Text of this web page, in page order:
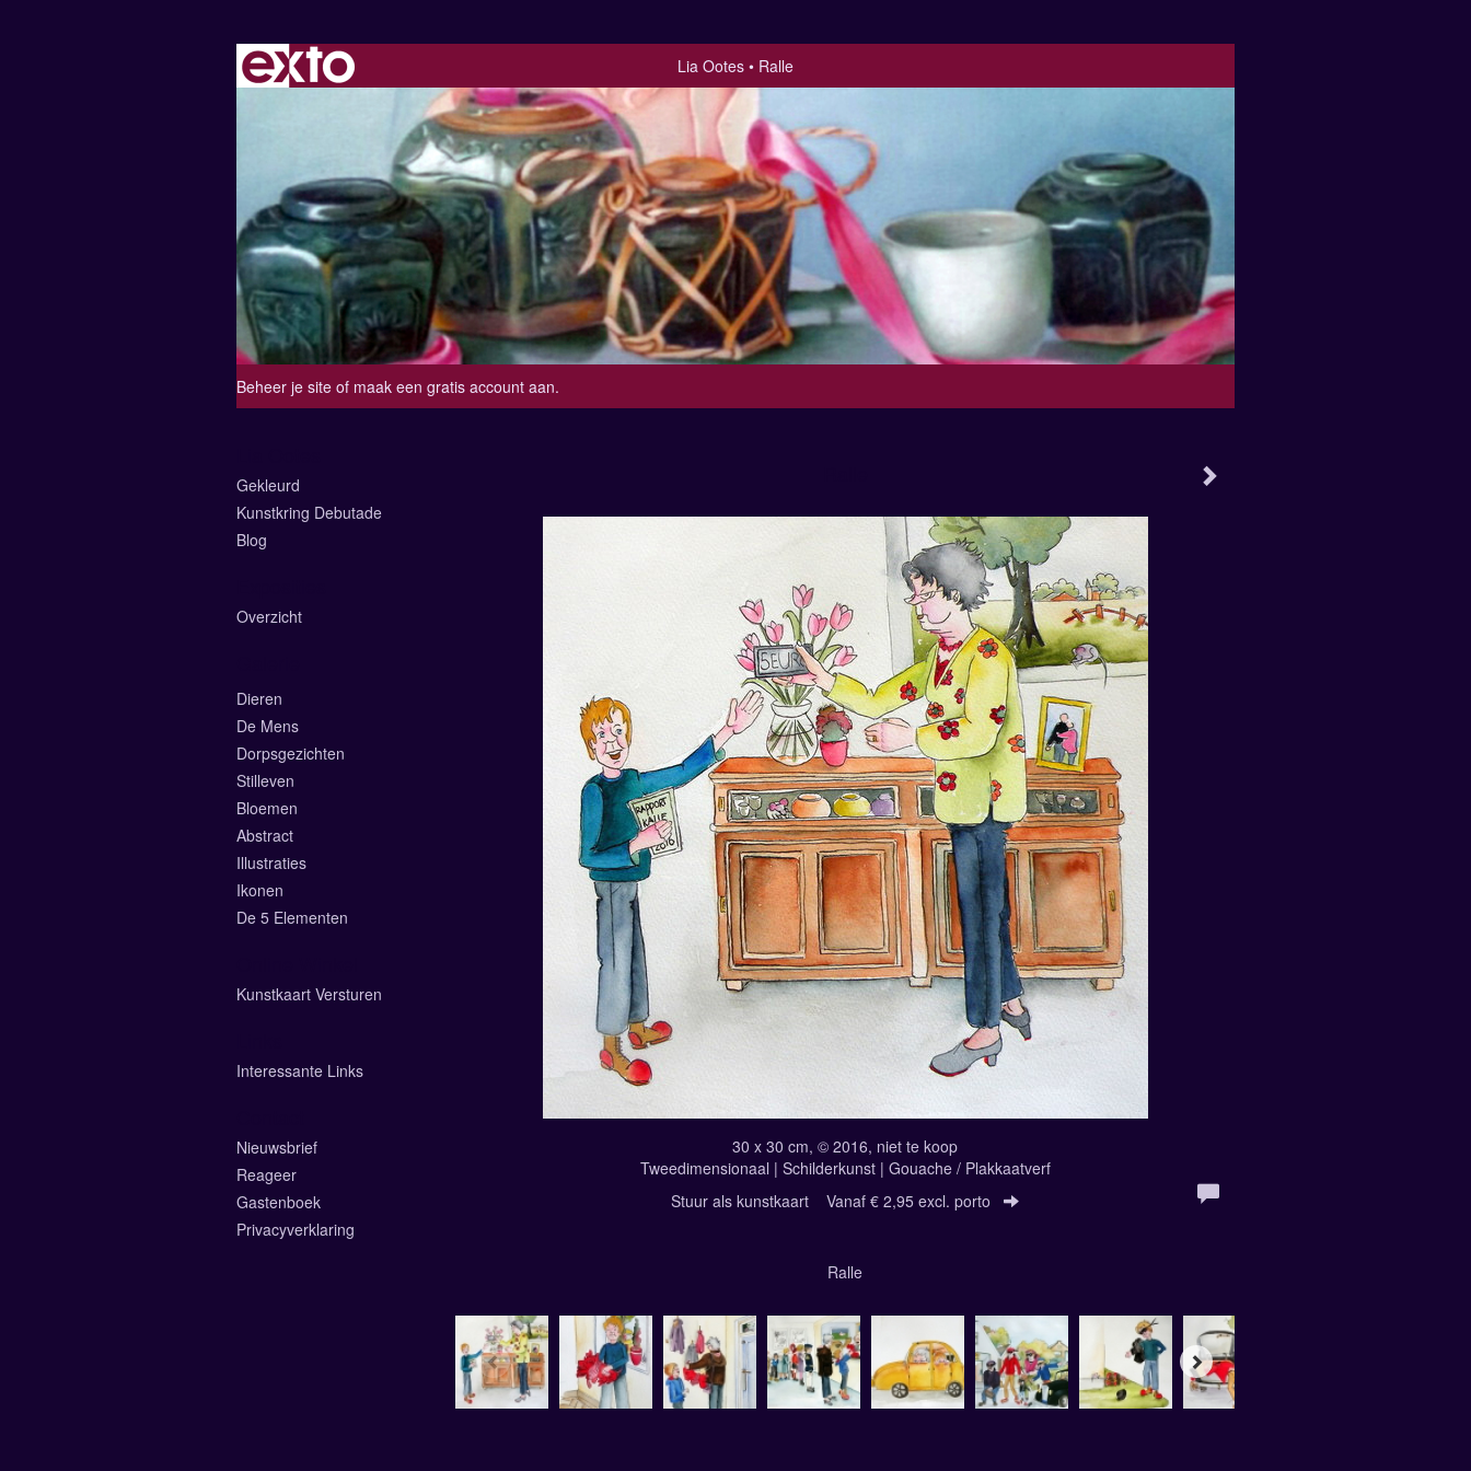
Lia Ootes Ralle
Beheer je site of maak een gratis account aan.
30 x 30 cm, © 2016, niet te koop
Tweedimensionaal | Schilderkunst | Gouache / Plakkaatverf
Stuur als kunstkaart Vanaf € 2,95 excl. porto
Ralle
Gekleurd
Kunstkring Debutade
Blog
Overzicht
Dieren
De Mens
Dorpsgezichten
Stilleven
Bloemen
Abstract
Illustraties
Ikonen
De 5 Elementen
Kunstkaart Versturen
Interessante Links
Nieuwsbrief
Reageer
Gastenboek
Privacyverklaring